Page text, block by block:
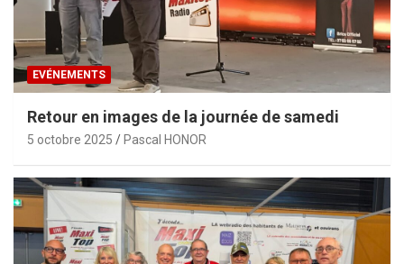
EVÉNEMENTS
Retour en images de la journée de samedi
5 octobre 2025 Pascal HONOR